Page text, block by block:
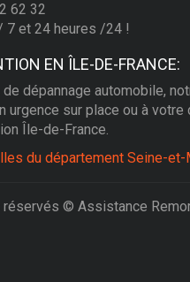
62 32
7 et 24 heures /24 !
EN ÎLE-DE-FRANCE:
dépannage automobile,
urgence sur place ou à votre
Île-de-France.
du département Seine-et-
© Assistance